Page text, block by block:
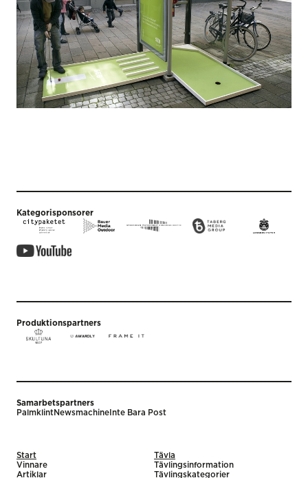
Kategorisponsorer
Produktionspartners
Samarbetspartners
PalmklintNewsmachine Inte Bara Post
Start
Vinnare
Artiklar
Tävla
Tävlingsinformation
Tävlingskategorier